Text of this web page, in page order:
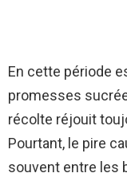
En cette période
promesses
récolte réjouit
Pourtant, le pire
souvent entre les